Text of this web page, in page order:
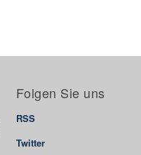
Folgen Sie uns
RSS
Twitter